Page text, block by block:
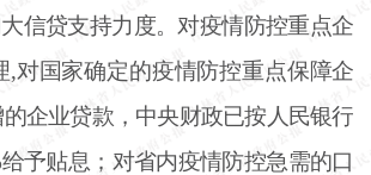
大信贷支持力度。对疫情防控重点企
,对国家确定的疫情防控重点保障企
的企业贷款，中央财政已按人民银行
予贴息；对省内疫情防控急需的口